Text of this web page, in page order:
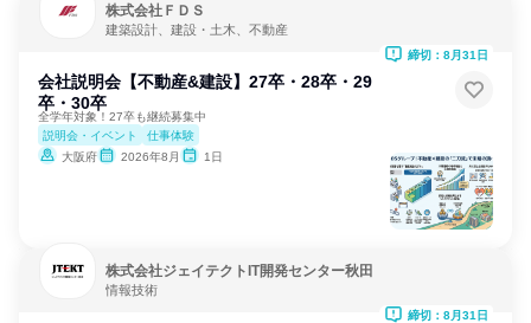
株式会社ＦＤＳ
建築設計、建設・土木、不動産
会社説明会【不動産&建設】27卒・28卒・29
卒・30卒
全学年対象！27卒も継続募集中
説明会・イベント
仕事体験
大阪府
2026年8月 1日
締切：8月31日
株式会社ジェイテクトIT開発センター秋田
情報技術
締切：8月31日